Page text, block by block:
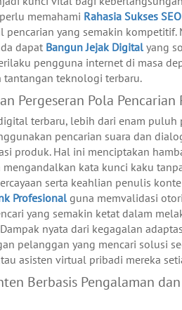
memahami Rahasia Sukses SEO
pencarian yang semakin kompetitif.
dapat Bangun Jejak Digitalyang
pengguna internet di masa
tantangan teknologi terbaru.
Pergeseran Pola Pencarian
terbaru, lebih dari enam puluh
pencarian suara dan
produk. Hal ini menciptakan
kata kunci kaku
serta keahlian penulis
Profesionalguna memvalidasi
yang semakin ketat dalam
nyata dari kegagalan
pelanggan yang mencari solusi
asisten virtual pribadi mereka
Berbasis Pengalaman